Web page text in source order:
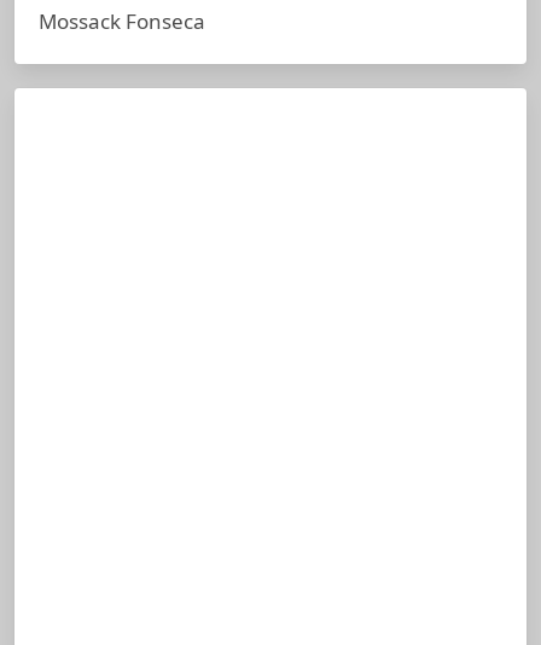
Mossack Fonseca